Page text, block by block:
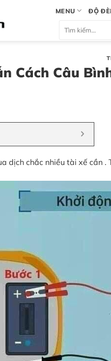
MENU ĐỘ
kiếm:
Cách Câu
dịch chắc nhiều tài xế cần